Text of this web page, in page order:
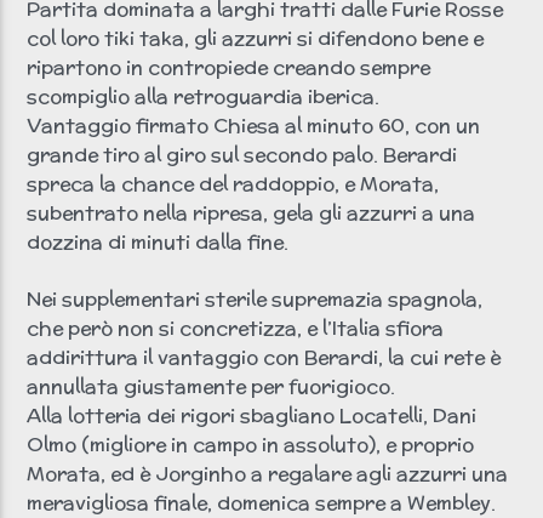
Partita dominata a larghi tratti dalle Furie Rosse
col loro tiki taka, gli azzurri si difendono bene e
ripartono in contropiede creando sempre
scompiglio alla retroguardia iberica.
Vantaggio firmato Chiesa al minuto 60, con un
grande tiro al giro sul secondo palo. Berardi
spreca la chance del raddoppio, e Morata,
subentrato nella ripresa, gela gli azzurri a una
dozzina di minuti dalla fine.
Nei supplementari sterile supremazia spagnola,
che però non si concretizza, e l’Italia sfiora
addirittura il vantaggio con Berardi, la cui rete è
annullata giustamente per fuorigioco.
Alla lotteria dei rigori sbagliano Locatelli, Dani
Olmo (migliore in campo in assoluto), e proprio
Morata, ed è Jorginho a regalare agli azzurri una
meravigliosa finale, domenica sempre a Wembley.